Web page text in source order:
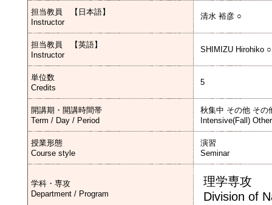
担当教員 【日本語】
Instructor
清水 裕彦 ○
担当教員 【英語】
Instructor
SHIMIZU Hirohiko ○
単位数
Credits
5
開講期・開講時間帯
Term / Day / Period
秋集中 その他 その
Intensive(Fall)
授業形態
Course style
演習
Seminar
学科・専攻
Department / Program
理学専攻
Division of